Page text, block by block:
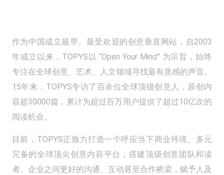
作为中国成立最早、最受欢迎的创意垂直网站，自2003
年成立以来，TOPYS以 “Open Your Mind” 为宗旨，始终
专注在全球创意、艺术、人文领域寻找最有质感的声音。
15年来，TOPYS专访了百余位全球顶级创意人，原创内
容超30000篇，累计为超过百万用户提供了超过10亿次的
阅读机会。
目前，TOPYS正致力打造一个呼应当下商业环境、多元
完备的全球顶尖创意内容平台，搭建顶级创意团队和读
者、企业之间更好的沟通、互动甚至合作桥梁，赋予人及